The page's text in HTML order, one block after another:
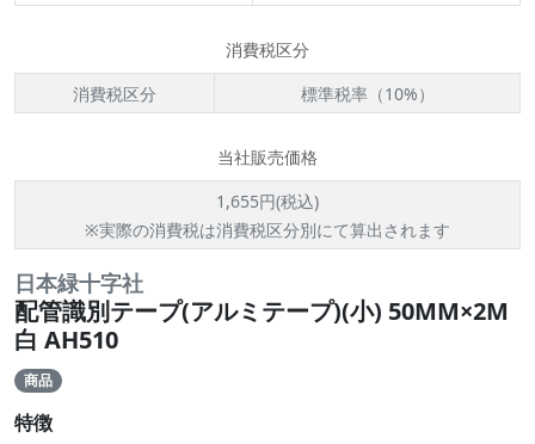
消費税区分
消費税区分
標準税率（10%）
当社販売価格
1,655円(税込)
※実際の消費税は消費税区分別にて算出されます
日本緑十字社
配管識別テープ(アルミテープ)(小) 50MM×2M
白 AH510
商品
特徴